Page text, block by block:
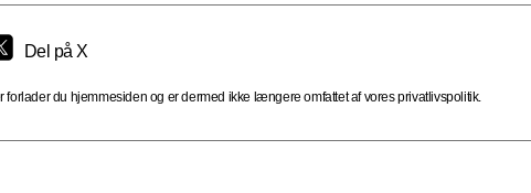
Del på X
forlader du hjemmesiden og er dermed ikke længere omfattet af vores privatlivspolitik.